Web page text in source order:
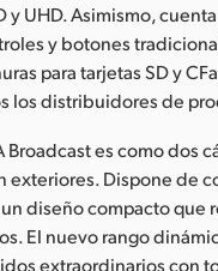
y UHD. Asimismo,
y botones
para tarjetas SD y
los distribuidores de
Broadcast es como dos
exteriores. Dispone de
diseño compacto que
El nuevo rango
extraordinarios con